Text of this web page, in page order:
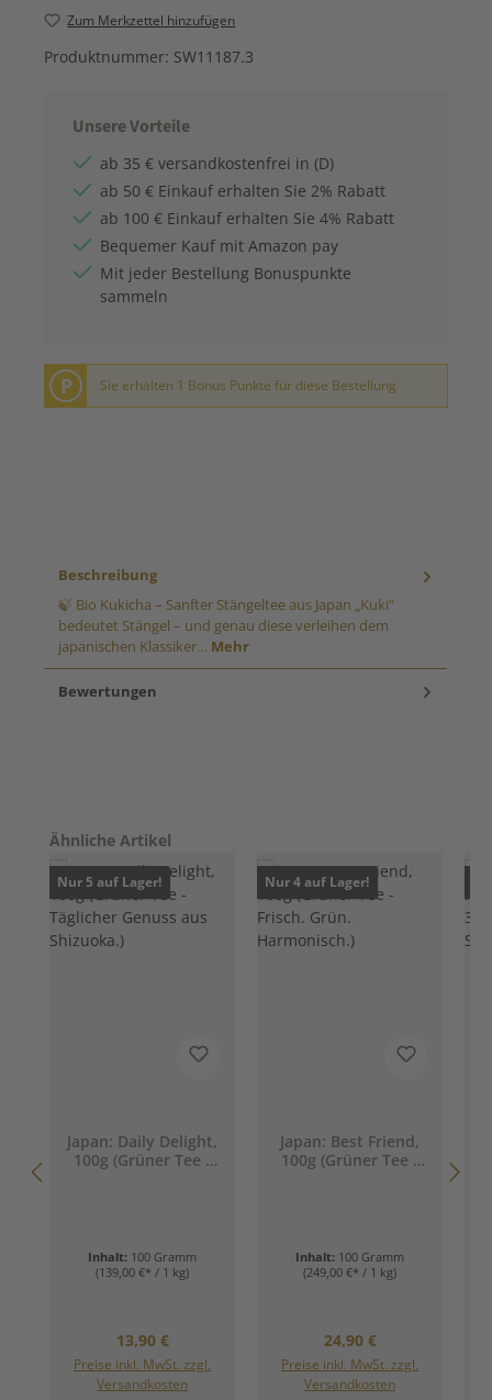
Zum Merkzettel hinzufügen
Produktnummer: SW11187.3
Unsere Vorteile
ab 35 € versandkostenfrei in (D)
ab 50 € Einkauf erhalten Sie 2% Rabatt
ab 100 € Einkauf erhalten Sie 4% Rabatt
Bequemer Kauf mit Amazon pay
Mit jeder Bestellung Bonuspunkte
sammeln
P Sie erhalten 1 Bonus Punkte für diese Bestellung
Beschreibung
🍃 Bio Kukicha – Sanfter Stängeltee aus Japan „Kuki“
bedeutet Stängel – und genau diese verleihen dem
japanischen Klassiker… Mehr
Bewertungen
Produktgalerie überspringen
Ähnliche Artikel
Nur 5 auf Lager!
Japan: Daily Delight,
100g (Grüner Tee -
Inhalt: 100 Gramm
(139,00 €* / 1 kg)
Regulärer Preis:
13,90 €
Preise inkl. MwSt. zzgl.
Versandkosten
Nur 4 auf Lager!
Japan: Best Friend,
100g (Grüner Tee -
Inhalt: 100 Gramm
(249,00 €* / 1 kg)
Regulärer Preis:
24,90 €
Preise inkl. MwSt. zzgl.
Versandkosten